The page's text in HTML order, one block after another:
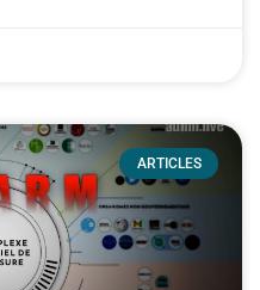
ARTICLES